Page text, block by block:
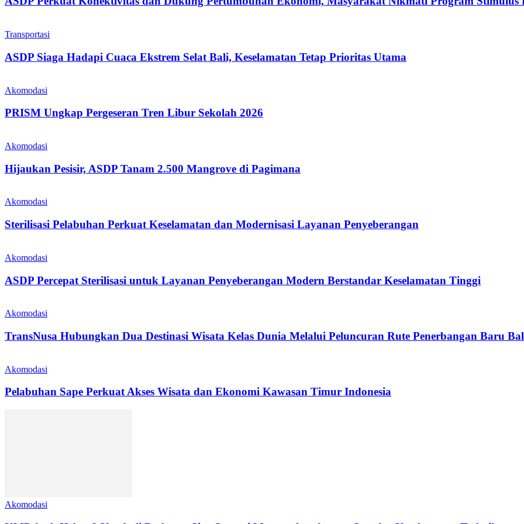
Transportasi
ASDP Siaga Hadapi Cuaca Ekstrem Selat Bali, Keselamatan Tetap Prioritas Utama
Akomodasi
PRISM Ungkap Pergeseran Tren Libur Sekolah 2026
Akomodasi
Hijaukan Pesisir, ASDP Tanam 2.500 Mangrove di Pagimana
Akomodasi
Sterilisasi Pelabuhan Perkuat Keselamatan dan Modernisasi Layanan Penyeberangan
Akomodasi
ASDP Percepat Sterilisasi untuk Layanan Penyeberangan Modern Berstandar Keselamatan Tinggi
Akomodasi
TransNusa Hubungkan Dua Destinasi Wisata Kelas Dunia Melalui Peluncuran Rute Penerbangan Baru
Akomodasi
Pelabuhan Sape Perkuat Akses Wisata dan Ekonomi Kawasan Timur Indonesia
Akomodasi